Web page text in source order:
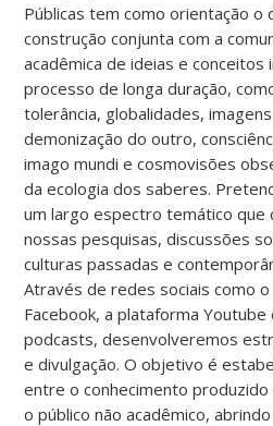
Públicas tem como orientação o
construção conjunta com a
acadêmica de ideias e conceitos
processo de longa duração,
tolerância, globalidades,
demonização do outro,
imago mundi e cosmovisões
da ecologia dos saberes.
um largo espectro temático que
nossas pesquisas, discussões
culturas passadas e
Através de redes sociais como
Facebook, a plataforma
podcasts, desenvolveremos
e divulgação. O objetivo é
entre o conhecimento produzido
o público não acadêmico,